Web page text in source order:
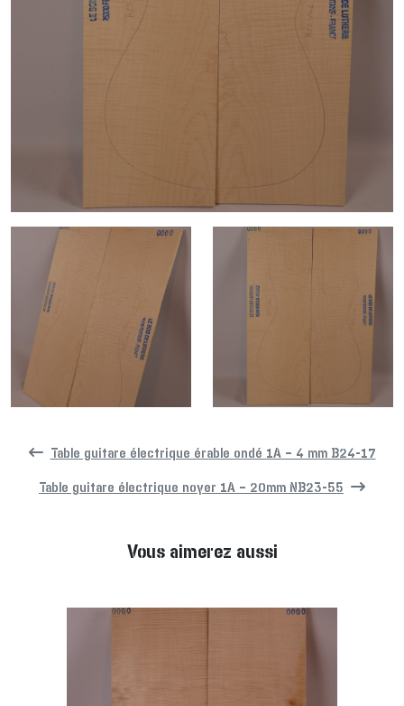
Table guitare électrique érable ondé 1A – 4 mm B24-17
Table guitare électrique noyer 1A – 20mm NB23-55
Vous aimerez aussi